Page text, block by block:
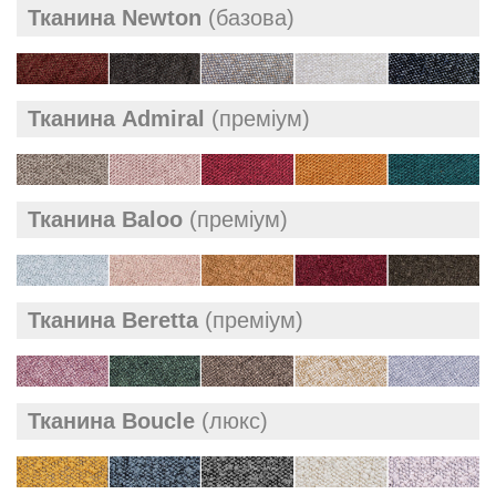
Тканина Newton (базова)
Тканина Admiral (преміум)
Тканина Baloo (преміум)
Тканина Beretta (преміум)
Тканина Boucle (люкс)